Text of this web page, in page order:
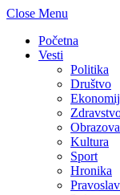
Close Menu
Početna
Vesti
Politika
Društvo
Kultura
Sport
Hronika